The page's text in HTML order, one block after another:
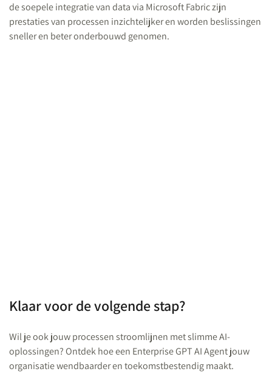
de soepele integratie van data via Microsoft Fabric zijn
prestaties van processen inzichtelijker en worden beslissingen
sneller en beter onderbouwd genomen.
Klaar voor de volgende stap?
Wil je ook jouw processen stroomlijnen met slimme AI-
oplossingen? Ontdek hoe een Enterprise GPT AI Agent jouw
organisatie wendbaarder en toekomstbestendig maakt.